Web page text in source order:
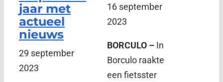
jaar met
actueel
nieuws
29 september
2023
16 september
2023
BORCULO – In
Borculo raakte
een fietsster